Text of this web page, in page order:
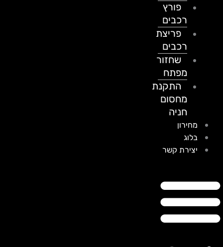
פורץ
רכבים
פריצת
רכבים
שחזור
מפתח
התקנת
מחסום
חניה
מחירון
בלוג
יצירת קשר